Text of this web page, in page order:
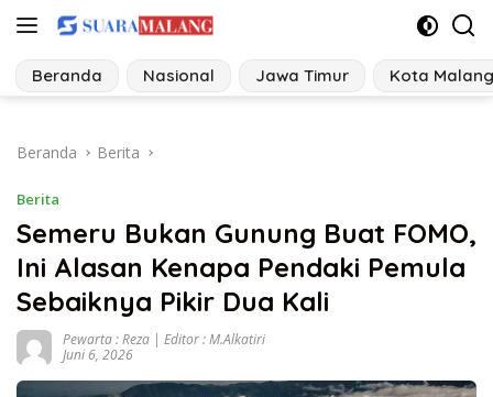
Langsung
konten
Beranda Nasional Jawa Timur Kota Malang
Beranda Berita
Berita
Semeru Bukan Gunung Buat FOMO,
Ini Alasan Kenapa Pendaki Pemula
Sebaiknya Pikir Dua Kali
Pewarta : Reza | Editor : M.Alkatiri
Juni 6, 2026